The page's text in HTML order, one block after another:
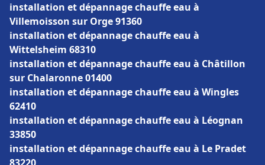
installation et dépannage chauffe eau à
Villemoisson sur Orge 91360
installation et dépannage chauffe eau à
Wittelsheim 68310
installation et dépannage chauffe eau à Châtillon
sur Chalaronne 01400
installation et dépannage chauffe eau à Wingles
62410
installation et dépannage chauffe eau à Léognan
33850
installation et dépannage chauffe eau à Le Pradet